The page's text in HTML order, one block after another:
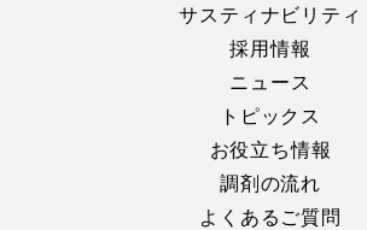
サスティナビリティ
採用情報
ニュース
トピックス
お役立ち情報
調剤の流れ
よくあるご質問